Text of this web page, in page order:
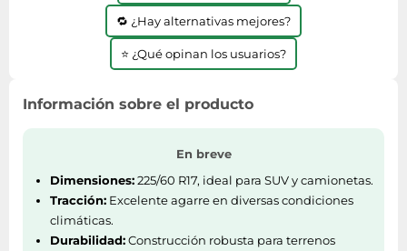
🔁 ¿Hay alternativas mejores?
⭐ ¿Qué opinan los usuarios?
Información sobre el producto
En breve
Dimensiones:225/60 R17, ideal para SUV y camionetas.
Tracción: Excelente agarre en diversas condiciones
climáticas.
Durabilidad:Construcción robusta para terrenos